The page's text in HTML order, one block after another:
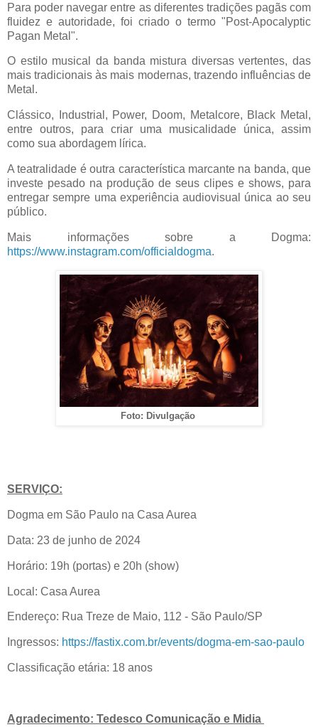
Para poder navegar entre as diferentes tradições pagãs com
fluidez e autoridade, foi criado o termo "Post-Apocalyptic
Pagan Metal".
O estilo musical da banda mistura diversas vertentes, das
mais tradicionais às mais modernas, trazendo influências de
Metal.
Clássico, Industrial, Power, Doom, Metalcore, Black Metal,
entre outros, para criar uma musicalidade única, assim
como sua abordagem lírica.
A teatralidade é outra característica marcante na banda, que
investe pesado na produção de seus clipes e shows, para
entregar sempre uma experiência audiovisual única ao seu
público.
Mais informações sobre a Dogma:
https://www.instagram.com/officialdogma.
Foto: Divulgação
SERVIÇO:
Dogma em São Paulo na Casa Aurea
Data: 23 de junho de 2024
Horário: 19h (portas) e 20h (show)
Local: Casa Aurea
Endereço: Rua Treze de Maio, 112 - São Paulo/SP
Ingressos: https://fastix.com.br/events/dogma-em-sao-paulo
Classificação etária: 18 anos
Agradecimento: Tedesco Comunicação e Midia